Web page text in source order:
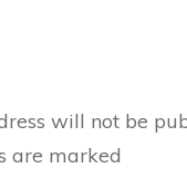
will not be
are marked